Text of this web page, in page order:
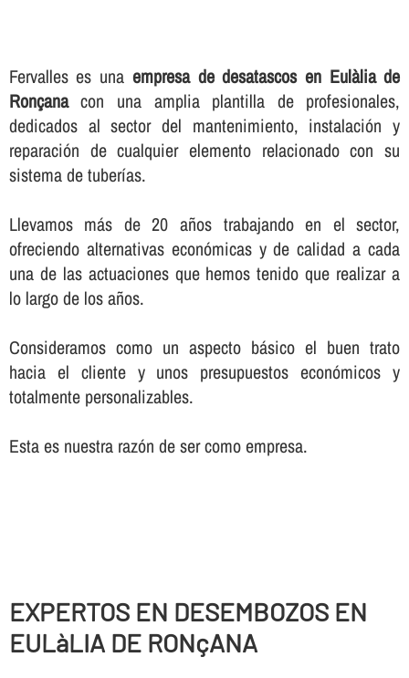
Fervalles es una empresa de desatascos en Eulàlia de
Ronçanacon una amplia plantilla de profesionales,
dedicados al sector del mantenimiento, instalación y
reparación de cualquier elemento relacionado con su
sistema de tuberí­as.
Llevamos más de 20 años trabajando en el sector,
ofreciendo alternativas económicas y de calidad a cada
una de las actuaciones que hemos tenido que realizar a
lo largo de los años.
Consideramos como un aspecto básico el buen trato
hacia el cliente y unos presupuestos económicos y
totalmente personalizables.
Esta es nuestra razón de ser como empresa.
EXPERTOS EN DESEMBOZOS EN
EULàLIA DE RONçANA